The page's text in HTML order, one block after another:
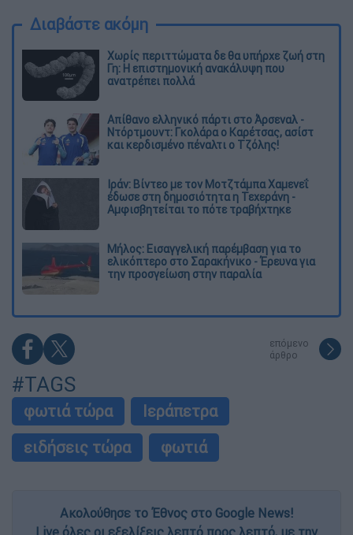
Διαβάστε ακόμη
Χωρίς περιττώματα δε θα υπήρχε ζωή στη
Γη: Η επιστημονική ανακάλυψη που
ανατρέπει πολλά
Απίθανο ελληνικό πάρτι στο Άρσεναλ -
Ντόρτμουντ: Γκολάρα ο Καρέτσας, ασίστ
και κερδισμένο πέναλτι ο Τζόλης!
Ιράν: Βίντεο με τον Μοτζτάμπα Χαμενεΐ
έδωσε στη δημοσιότητα η Τεχεράνη -
Αμφισβητείται το πότε τραβήχτηκε
Μήλος: Εισαγγελική παρέμβαση για το
ελικόπτερο στο Σαρακήνικο - Έρευνα για
την προσγείωση στην παραλία
επόμενο
άρθρο
#TAGS
φωτιά τώρα
Ιεράπετρα
ειδήσεις τώρα
φωτιά
Ακολούθησε το Έθνος στο Google News!